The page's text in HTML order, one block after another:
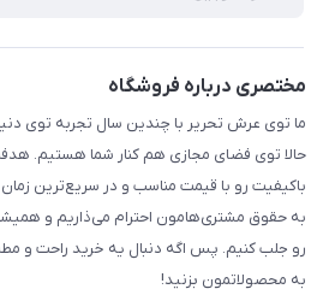
مختصری درباره فروشگاه
ما توی عرش تحریر با چندین سال تجربه توی
حالا توی فضای مجازی هم کنار شما هستیم.
باکیفیت رو با قیمت مناسب و در سریع‌ترین
به حقوق مشتری‌هامون احترام می‌ذاریم و
رو جلب کنیم. پس اگه دنبال یه خرید راحت و
به محصولاتمون بزنید!